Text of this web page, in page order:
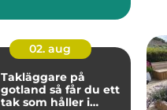
02. aug
Takläggare på
gotland så får du ett
tak som håller i